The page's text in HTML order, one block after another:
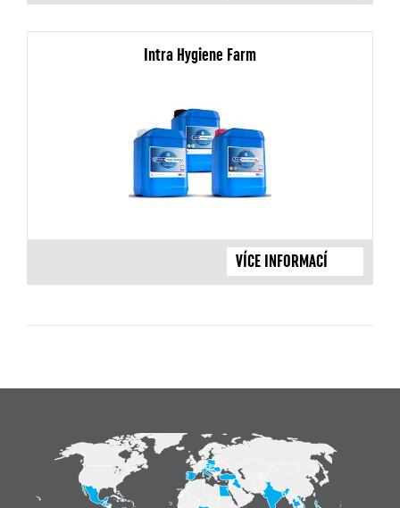
Intra Hygiene Farm
VÍCE INFORMACÍ